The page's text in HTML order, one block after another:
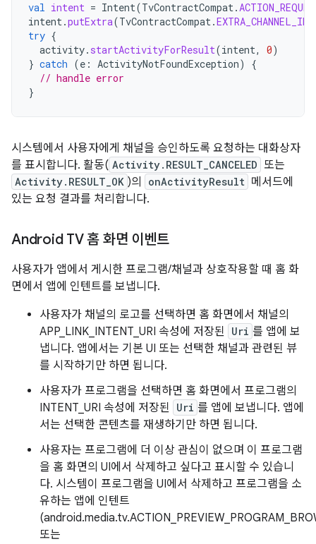
val intent = Intent(TvContractCompat.
intent.putExtra(TvContractCompat.EXTRA_CHANNEL_ID
try {
activity. startActivityForResult(intent, 0)
} catch (e : ActivityNotFoundException)
{
// handle error
}
시스템에서 사용자에게 채널을 승인하도록 요청하는 대화상자
를 표시합니다. 활동( Activity.RESULT_CANCELED 또는
Activity.RESULT_OK )의 onActivityResult 메서드에
있는 요청 결과를 처리합니다.
Android TV 홈 화면 이벤트
사용자가 앱에서 게시한 프로그램/채널과 상호작용할 때 홈 화
면에서 앱에 인텐트를 보냅니다.
사용자가 채널의 로고를 선택하면 홈 화면에서 채널의
APP_LINK_INTENT_URI 속성에 저장된 Uri 를 앱에 보
냅니다. 앱에서는 기본 UI 또는 선택한 채널과 관련된 뷰
를 시작하기만 하면 됩니다.
사용자가 프로그램을 선택하면 홈 화면에서 프로그램의
INTENT_URI 속성에 저장된 Uri 를 앱에 보냅니다. 앱에
서는 선택한 콘텐츠를 재생하기만 하면 됩니다.
사용자는 프로그램에 더 이상 관심이 없으며 이 프로그램
을 홈 화면의 UI에서 삭제하고 싶다고 표시할 수 있습니
다. 시스템이 프로그램을 UI에서 삭제하고 프로그램을 소
유하는 앱에 인텐트
또는